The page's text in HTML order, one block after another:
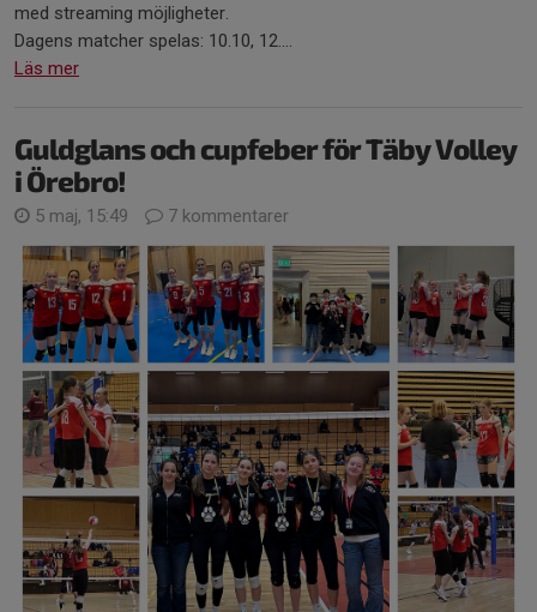
med streaming möjligheter.
Dagens matcher spelas: 10.10, 12....
Läs mer
Guldglans och cupfeber för Täby Volley
i Örebro!
5 maj, 15:49 7 kommentarer